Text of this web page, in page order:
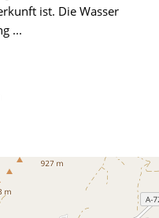
ist. Die Wasser
...